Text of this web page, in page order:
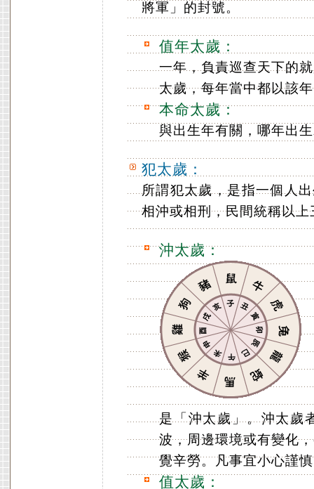
將軍」的封號。
值年太歲：
一年，負責巡查天下的
太歲，每年當中都以該
本命太歲：
與出生年有關，哪年出
犯太歲：
所謂犯太歲，是指一個人
相沖或相刑，民間統稱以
沖太歲：
是「沖太歲」。沖太歲
波，周邊環境或有變化
覺辛勞。凡事宜小心謹
值太歲：